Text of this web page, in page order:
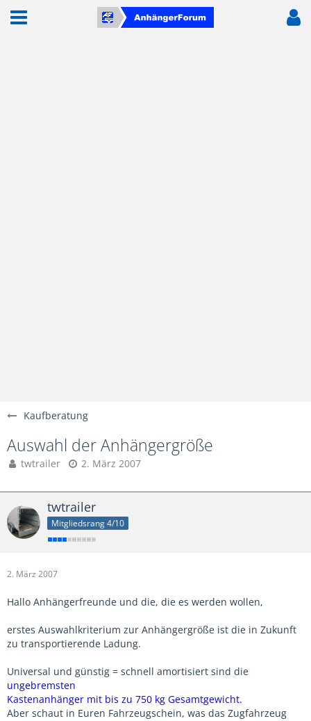
Kaufberatung
Auswahl der Anhängergröße
twtrailer 2. März 2007
twtrailer
Mitgliedsrang 4/10
2. März 2007
Hallo Anhängerfreunde und die, die es werden wollen,
erstes Auswahlkriterium zur Anhängergröße ist die in Zukunft
zu transportierende Ladung.
Universal und günstig = schnell amortisiert sind die
ungebremsten
Kastenanhänger mit bis zu 750 kg Gesamtgewicht.
Aber schaut in Euren Fahrzeugschein, was das Zugfahrzeug